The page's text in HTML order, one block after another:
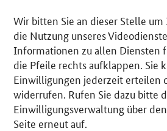
Wir bitten Sie an dieser Stelle
die Nutzung unseres
Informationen zu allen Diensten
die Pfeile rechts aufklappen. Sie
Einwilligungen jederzeit erteilen
widerrufen. Rufen Sie dazu bitte
Einwilligungsverwaltung über
Seite erneut auf.